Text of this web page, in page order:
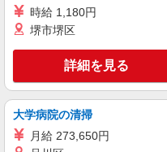
い・週払
キープ
紹介予定派遣
株式会社シエロ
人気機種
時給
（規定あり） ゜+゜・。○。・゜+゜・。○。
時給 1,180円
堺市堺区
詳細を見る
大学病院の清掃
月給 273,650円